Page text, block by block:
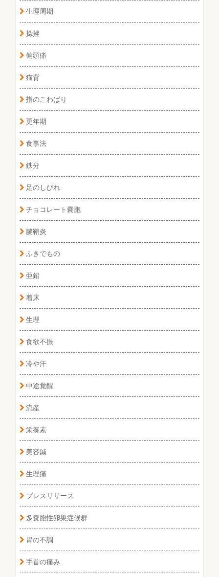
生理周期
捻挫
偏頭痛
猫背
指のこわばり
更年期
食事法
鉄分
足のしびれ
チョコレート嚢胞
腱鞘炎
ふきでもの
亜鉛
着床
生理
食欲不振
冷や汗
中途覚醒
流産
栄養素
美容鍼
生理痛
プレスリリース
多嚢胞性卵巣症候群
胃の不調
手首の痛み